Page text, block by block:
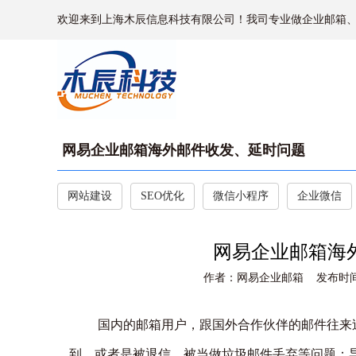
欢迎来到上海木辰信息科技有限公司！我司专业做企业邮箱
网易企业邮箱海外邮件收发、延时问题
网站建设 SEO优化 微信小程序 企业微信
网易企业邮箱海
作者：网易企业邮箱 发布时
国内的邮箱用户，跟国外合作伙伴的邮件往